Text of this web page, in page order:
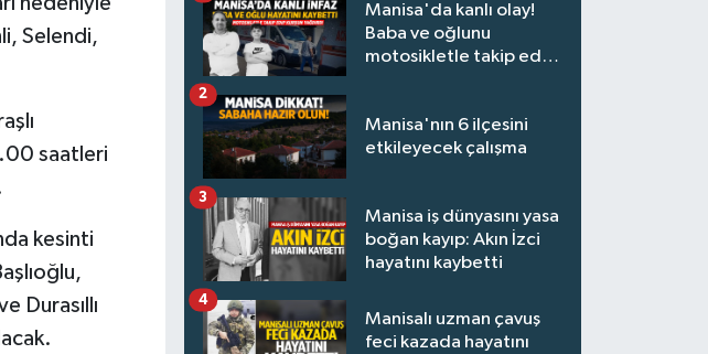
Selendi,
saatleri
kesinti
Durasıllı
Manisa'da kanlı olay!
Baba ve oğlunu
motosikletle takip edip
Manisa'nın 6 ilçesini
etkileyecek çalışma
2
Manisa iş dünyasını yasa
boğan kayıp: Akın İzci
hayatını kaybetti
3
Manisalı uzman çavuş
feci kazada hayatını
4